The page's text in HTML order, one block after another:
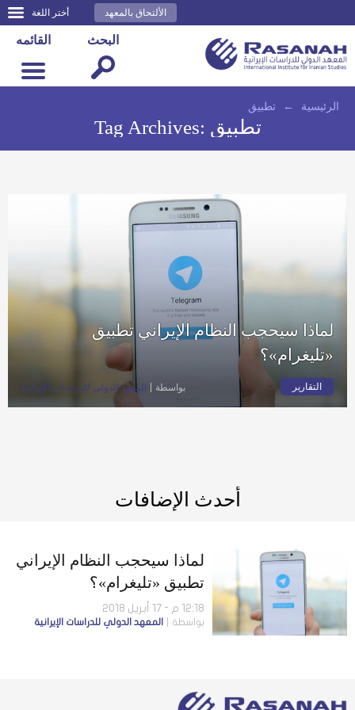
أختر اللغة الألتحاق بالمعهد
القائمه البحث
الرئيسية ← تطبيق
Tag Archives: تطبيق
لماذا سيحجب النظام الإيراني تطبيق
«تليغرام»؟
التقارير بواسطة المعهد الدولي للدراسات الإيرانية
أحدث الإضافات
لماذا سيحجب النظام الإيراني
تطبيق «تليغرام»؟
12:18 م - 17 أبريل 2018
بواسطة المعهد الدولي للدراسات الإيرانية